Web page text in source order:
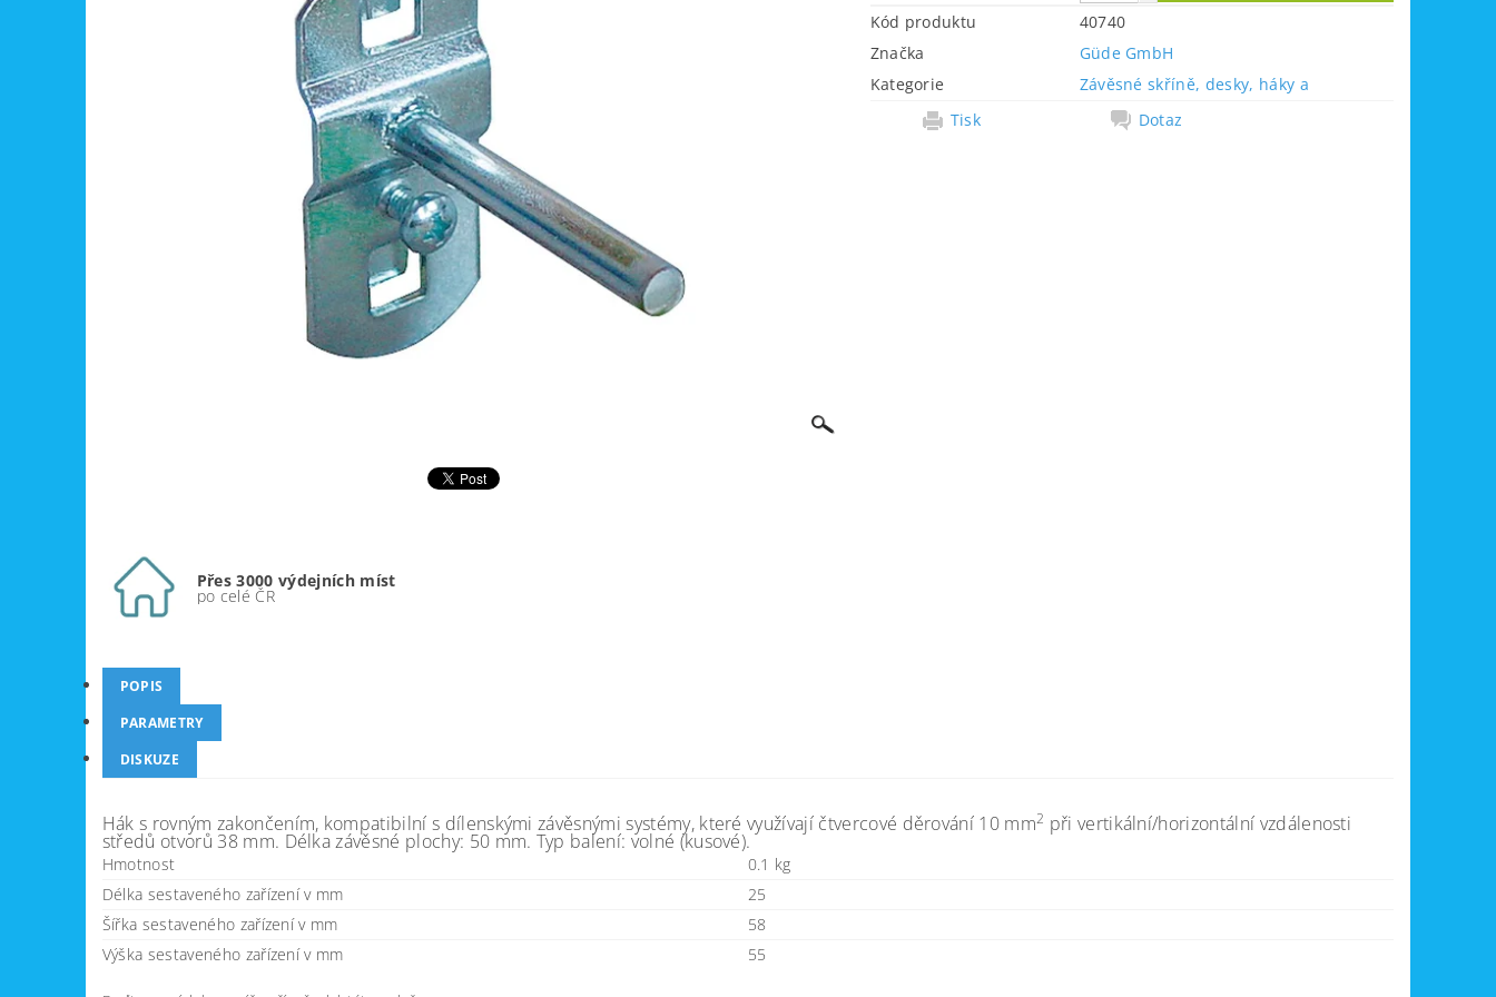
Kód produktu
40740
Značka
Güde GmbH
Kategorie
Závěsné skříně, desky, háky a
Tisk
Dotaz
Přes 3000 výdejních míst
po celé ČR
POPIS
PARAMETRY
DISKUZE
Hák s rovným zakončením, kompatibilní s dílenskými závěsnými systémy, které využívají čtvercové děrování 10 mm2 při vertikální/horizontální vzdálenosti
středů otvorů 38 mm. Délka závěsné plochy: 50 mm. Typ balení: volné (kusové).
Hmotnost
0.1 kg
Délka sestaveného zařízení v mm
25
Šířka sestaveného zařízení v mm
58
Výška sestaveného zařízení v mm
55